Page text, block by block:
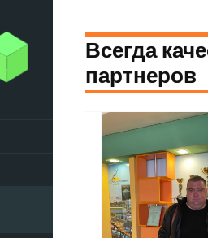
Всегда
партнеров